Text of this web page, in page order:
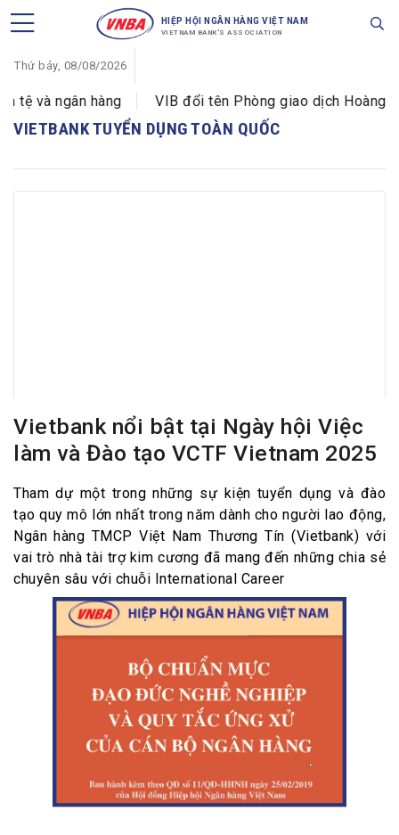
HIỆP HỘI NGÂN HÀNG VIỆT NAM
VIETNAM BANK'S ASSOCIATION
Thứ bảy, 08/08/2026
tệ và ngân hàng VIB đổi tên Phòng giao dịch Hoàng
VIETBANK TUYỂN DỤNG TOÀN QUỐC
Vietbank nổi bật tại Ngày hội Việc
làm và Đào tạo VCTF Vietnam 2025
Tham dự một trong những sự kiện tuyển dụng và đào
tạo quy mô lớn nhất trong năm dành cho người lao động,
Ngân hàng TMCP Việt Nam Thương Tín (Vietbank) với
vai trò nhà tài trợ kim cương đã mang đến những chia sẻ
chuyên sâu với chuỗi International Career